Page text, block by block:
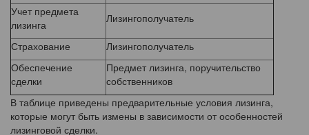
Учет предмета
лизинга
Лизингополучатель
Страхование
Лизингополучатель
Обеспечение
сделки
Предмет лизинга, поручительство
собственников
В таблице приведены предварительные условия лизинга,
которые могут быть измены в зависимости от особенностей
лизинговой сделки.